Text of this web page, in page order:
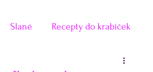
Slané Recepty do krabiček
Vánoce